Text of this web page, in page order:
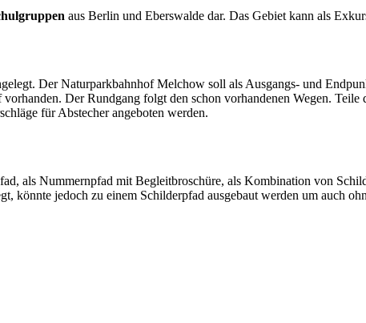
aus Berlin und Eberswalde dar. Das Gebiet kann als
Der Naturparkbahnhof Melchow soll als Ausgangs- und
Der Rundgang folgt den schon vorhandenen Wegen. Teile
für Abstecher angeboten werden.
als Nummernpfad mit Begleitbroschüre, als Kombination von
könnte jedoch zu einem Schilderpfad ausgebaut werden um auch